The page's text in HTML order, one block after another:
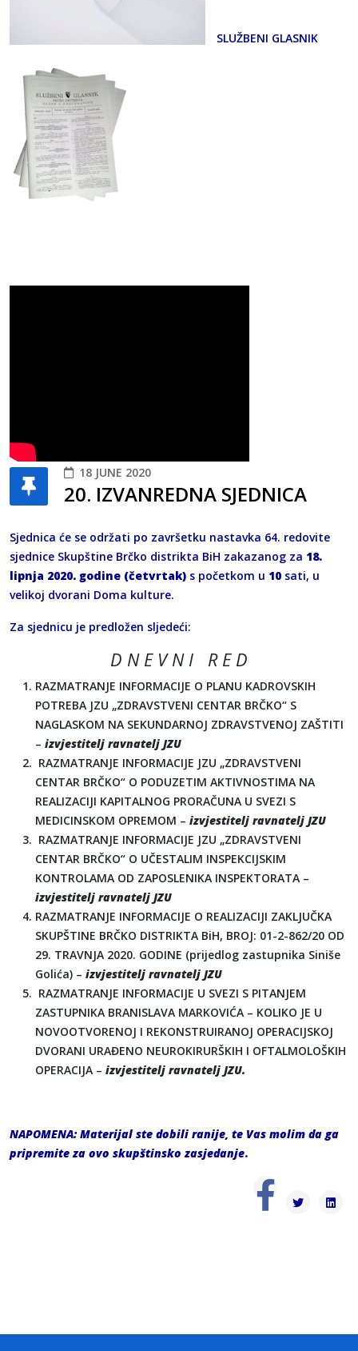
SLUŽBENI GLASNIK
18 JUNE 2020
20. IZVANREDNA SJEDNICA
Sjednica će se održati po završetku nastavka 64. redovite
sjednice Skupštine Brčko distrikta BiH zakazanog za 18.
lipnja 2020. godine (četvrtak) s početkom u 10 sati, u
velikoj dvorani Doma kulture.
Za sjednicu je predložen sljedeći:
D N E V N I R E D
RAZMATRANJE INFORMACIJE O PLANU KADROVSKIH
POTREBA JZU „ZDRAVSTVENI CENTAR BRČKO“ S
NAGLASKOM NA SEKUNDARNOJ ZDRAVSTVENOJ ZAŠTITI
– izvjestitelj ravnatelj JZU
RAZMATRANJE INFORMACIJE JZU „ZDRAVSTVENI
CENTAR BRČKO“ O PODUZETIM AKTIVNOSTIMA NA
REALIZACIJI KAPITALNOG PRORAČUNA U SVEZI S
MEDICINSKOM OPREMOM – izvjestitelj ravnatelj JZU
RAZMATRANJE INFORMACIJE JZU „ZDRAVSTVENI
CENTAR BRČKO“ O UČESTALIM INSPEKCIJSKIM
KONTROLAMA OD ZAPOSLENIKA INSPEKTORATA –
izvjestitelj ravnatelj JZU
RAZMATRANJE INFORMACIJE O REALIZACIJI ZAKLJUČKA
SKUPŠTINE BRČKO DISTRIKTA BiH, BROJ: 01-2-862/20 OD
29. TRAVNJA 2020. GODINE (prijedlog zastupnika Siniše
Golića) – izvjestitelj ravnatelj JZU
RAZMATRANJE INFORMACIJE U SVEZI S PITANJEM
ZASTUPNIKA BRANISLAVA MARKOVIĆA – KOLIKO JE U
NOVOOTVORENOJ I REKONSTRUIRANOJ OPERACIJSKOJ
DVORANI URAĐENO NEUROKIRURŠKIH I OFTALMOLOŠKIH
OPERACIJA – izvjestitelj ravnatelj JZU.
NAPOMENA: Materijal ste dobili ranije, te Vas molim da ga
pripremite za ovo skupštinsko zasjedanje.